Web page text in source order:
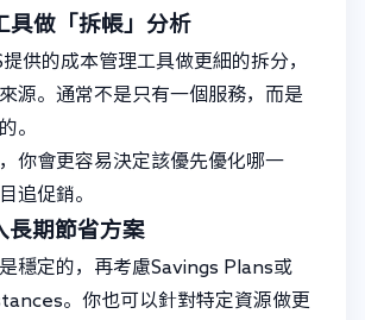
具做「拆帳」分析
供的成本管理工具做更細的拆分，
源。通常不是只有一個服務，而是
。
你會更容易決定該優先優化哪一
追促銷。
長期節省方案
穩定的，再考慮Savings Plans或
。你也可以針對特定資源做更